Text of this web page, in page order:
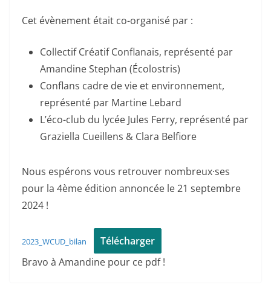
Cet évènement était co-organisé par :
Collectif Créatif Conflanais, représenté par
Amandine Stephan (Écolostris)
Conflans cadre de vie et environnement,
représenté par Martine Lebard
L’éco-club du lycée Jules Ferry, représenté par
Graziella Cueillens & Clara Belfiore
Nous espérons vous retrouver nombreux·ses
pour la 4ème édition annoncée le 21 septembre
2024 !
2023_WCUD_bilan
Télécharger
Bravo à Amandine pour ce pdf !